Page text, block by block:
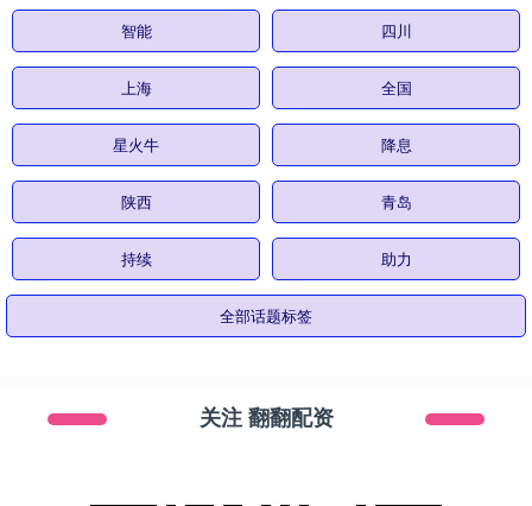
智能 四川
上海 全国
星火牛 降息
陕西 青岛
持续 助力
全部话题标签
关注 翻翻配资